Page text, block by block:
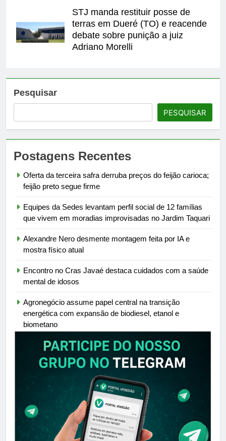
STJ manda restituir posse de
terras em Dueré (TO) e reacende
debate sobre punição a juiz
Adriano Morelli
Pesquisar
PESQUISAR
Postagens Recentes
Oferta da terceira safra derruba preços do feijão carioca;
feijão preto segue firme
Equipes da Sedes levantam perfil social de 12 famílias
que vivem em moradias improvisadas no Jardim Taquari
Alexandre Nero desmente montagem feita por IA e
mostra físico atual
Encontro no Cras Javaé destaca cuidados com a saúde
mental de idosos
Agronegócio assume papel central na transição
energética com expansão de biodiesel, etanol e
biometano